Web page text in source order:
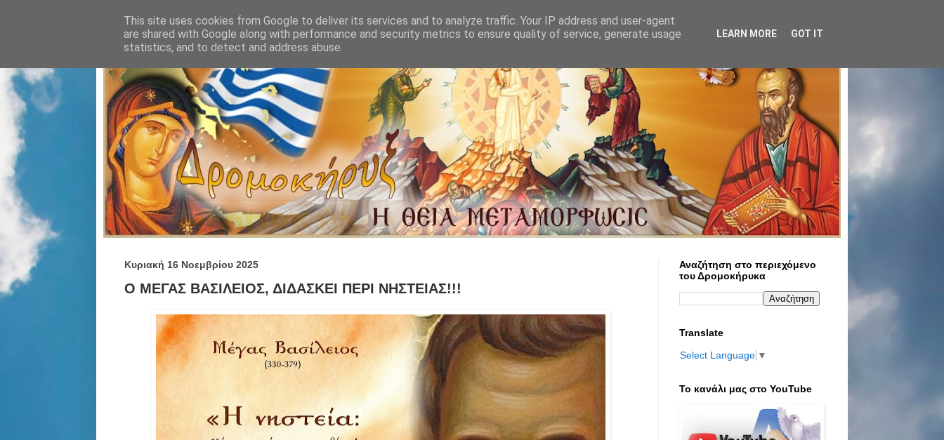
Κυριακή 16 Νοεμβρίου 2025
Ο ΜΕΓΑΣ ΒΑΣΙΛΕΙΟΣ, ΔΙΔΑΣΚΕΙ ΠΕΡΙ ΝΗΣΤΕΙΑΣ!!!
Αναζήτηση στο περιεχόμενο
του Δρομοκήρυκα
Translate
Select Language ▼
Το κανάλι μας στο ΥοuTube
This site uses cookies from Google to deliver its services and to analyze traffic. Your IP address and user-agent
are shared with Google along with performance and security metrics to ensure quality of service, generate usage
statistics, and to detect and address abuse.
LEARN MORE GOT IT